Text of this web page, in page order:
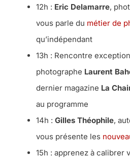
12h : Eric Delamarre,
vous parle du métier de
qu’indépendant
13h : Rencontre
photographe Laurent
dernier magazine La
au programme
14h : Gilles Théophile,
vous présente les
15h : apprenez à calibrer